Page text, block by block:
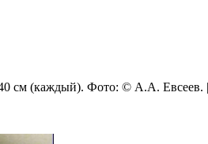
см (каждый). Фото: © А.А. Евсеев.